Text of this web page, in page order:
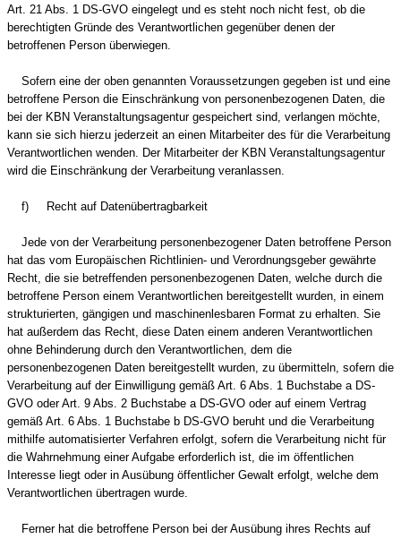
Art. 21 Abs. 1 DS-GVO eingelegt und es steht noch nicht fest, ob die
berechtigten Gründe des Verantwortlichen gegenüber denen der
betroffenen Person überwiegen.
Sofern eine der oben genannten Voraussetzungen gegeben ist und eine
betroffene Person die Einschränkung von personenbezogenen Daten, die
bei der KBN Veranstaltungsagentur gespeichert sind, verlangen möchte,
kann sie sich hierzu jederzeit an einen Mitarbeiter des für die Verarbeitung
Verantwortlichen wenden. Der Mitarbeiter der KBN Veranstaltungsagentur
wird die Einschränkung der Verarbeitung veranlassen.
f) Recht auf Datenübertragbarkeit
Jede von der Verarbeitung personenbezogener Daten betroffene Person
hat das vom Europäischen Richtlinien- und Verordnungsgeber gewährte
Recht, die sie betreffenden personenbezogenen Daten, welche durch die
betroffene Person einem Verantwortlichen bereitgestellt wurden, in einem
strukturierten, gängigen und maschinenlesbaren Format zu erhalten. Sie
hat außerdem das Recht, diese Daten einem anderen Verantwortlichen
ohne Behinderung durch den Verantwortlichen, dem die
personenbezogenen Daten bereitgestellt wurden, zu übermitteln, sofern die
Verarbeitung auf der Einwilligung gemäß Art. 6 Abs. 1 Buchstabe a DS-
GVO oder Art. 9 Abs. 2 Buchstabe a DS-GVO oder auf einem Vertrag
gemäß Art. 6 Abs. 1 Buchstabe b DS-GVO beruht und die Verarbeitung
mithilfe automatisierter Verfahren erfolgt, sofern die Verarbeitung nicht für
die Wahrnehmung einer Aufgabe erforderlich ist, die im öffentlichen
Interesse liegt oder in Ausübung öffentlicher Gewalt erfolgt, welche dem
Verantwortlichen übertragen wurde.
Ferner hat die betroffene Person bei der Ausübung ihres Rechts auf